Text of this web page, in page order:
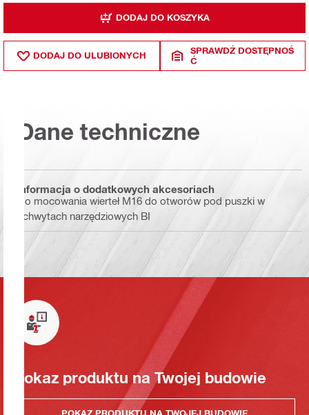
DODAJ DO KOSZYKA
DODAJ DO ULUBIONYCH
SPRAWDŹ DOSTĘPNOŚ
Ć
Dane techniczne
Informacja o dodatkowych akcesoriach
Do mocowania wierteł M16 do otworów pod puszki w
uchwytach narzędziowych BI
Pokaz produktu na Twojej budowie